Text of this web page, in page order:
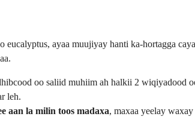
eucalyptus, ayaa muujiyay hanti ka-hortagga
oo saliid muhiim ah halkii 2 wiqiyadood
leh.
aan la milin toos madaxa, maxaa yeelay